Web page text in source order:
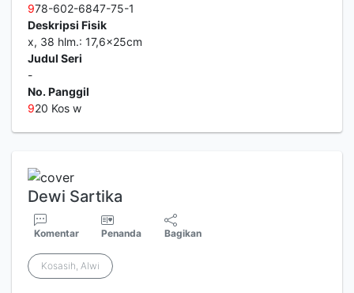
978-602-6847-75-1
Deskripsi Fisik
x, 38 hlm.: 17,6x25cm
Judul Seri
-
No. Panggil
920 Kos w
Dewi Sartika
Komentar Penanda Bagikan
Kosasih, Alwi